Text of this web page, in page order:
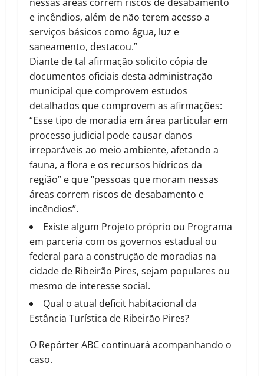
e incêndios, além de não terem acesso a
serviços básicos como água, luz e
saneamento, destacou.”
Diante de tal afirmação solicito cópia de
documentos oficiais desta administração
municipal que comprovem estudos
detalhados que comprovem as afirmações:
“Esse tipo de moradia em área particular em
processo judicial pode causar danos
irreparáveis ao meio ambiente, afetando a
fauna, a flora e os recursos hídricos da
região” e que “pessoas que moram nessas
áreas correm riscos de desabamento e
incêndios”.
Existe algum Projeto próprio ou Programa
em parceria com os governos estadual ou
federal para a construção de moradias na
cidade de Ribeirão Pires, sejam populares ou
mesmo de interesse social.
Qual o atual deficit habitacional da
Estância Turística de Ribeirão Pires?
O Repórter ABC continuará acompanhando o
caso.